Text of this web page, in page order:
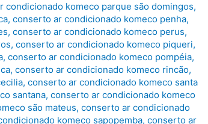
condicionado komeco parque são domingos,
,conserto ar condicionado komeco penha,
,conserto ar condicionado komeco perus,
,conserto ar condicionado komeco piqueri,
,conserto ar condicionado komeco pompéia,
,conserto ar condicionado komeco rincão,
,conserto ar condicionado komeco santa
santana,conserto ar condicionado komeco
são mateus,conserto ar condicionado
komeco sapopemba,conserto ar